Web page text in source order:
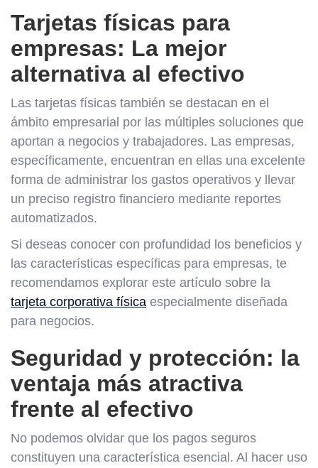
Tarjetas físicas para
empresas: La mejor
alternativa al efectivo
Las tarjetas físicas también se destacan en el
ámbito empresarial por las múltiples soluciones que
aportan a negocios y trabajadores. Las empresas,
específicamente, encuentran en ellas una excelente
forma de administrar los gastos operativos y llevar
un preciso registro financiero mediante reportes
automatizados.
Si deseas conocer con profundidad los beneficios y
las características específicas para empresas, te
recomendamos explorar este artículo sobre la
tarjeta corporativa física especialmente diseñada
para negocios.
Seguridad y protección: la
ventaja más atractiva
frente al efectivo
No podemos olvidar que los pagos seguros
constituyen una característica esencial. Al hacer uso